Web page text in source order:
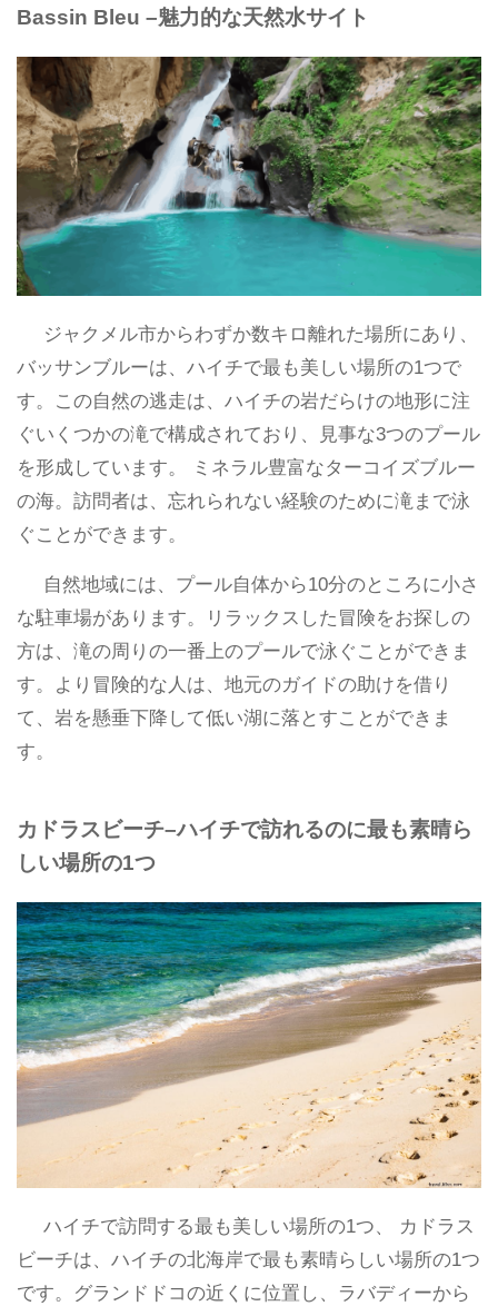
Bassin Bleu –魅力的な天然水サイト
ジャクメル市からわずか数キロ離れた場所にあり、
バッサンブルーは、ハイチで最も美しい場所の1つで
す。この自然の逃走は、ハイチの岩だらけの地形に注
ぐいくつかの滝で構成されており、見事な3つのプール
を形成しています。 ミネラル豊富なターコイズブルー
の海。訪問者は、忘れられない経験のために滝まで泳
ぐことができます。
自然地域には、プール自体から10分のところに小さ
な駐車場があります。リラックスした冒険をお探しの
方は、滝の周りの一番上のプールで泳ぐことができま
す。より冒険的な人は、地元のガイドの助けを借り
て、岩を懸垂下降して低い湖に落とすことができま
す。
カドラスビーチ–ハイチで訪れるのに最も素晴ら
しい場所の1つ
ハイチで訪問する最も美しい場所の1つ、 カドラス
ビーチは、ハイチの北海岸で最も素晴らしい場所の1つ
です。グランドドコの近くに位置し、ラバディーから